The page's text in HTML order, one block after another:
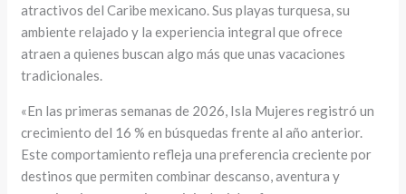
atractivos del Caribe mexicano. Sus playas turquesa, su
ambiente relajado y la experiencia integral que ofrece
atraen a quienes buscan algo más que unas vacaciones
tradicionales.
«En las primeras semanas de 2026, Isla Mujeres registró un
crecimiento del 16 % en búsquedas frente al año anterior.
Este comportamiento refleja una preferencia creciente por
destinos que permiten combinar descanso, aventura y